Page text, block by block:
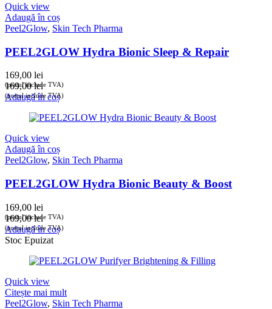
Quick view
Adaugă în coș
Peel2Glow, Skin Tech Pharma
PEEL2GLOW Hydra Bionic Sleep & Repair
169,00 lei
(prețul include TVA)
169,00lei
(prețul include TVA)
Adaugă în coș
Quick view
Adaugă în coș
Peel2Glow, Skin Tech Pharma
PEEL2GLOW Hydra Bionic Beauty & Boost
169,00 lei
(prețul include TVA)
169,00lei
(prețul include TVA)
Adaugă în coș
Stoc Epuizat
Quick view
Citește mai mult
Peel2Glow, Skin Tech Pharma